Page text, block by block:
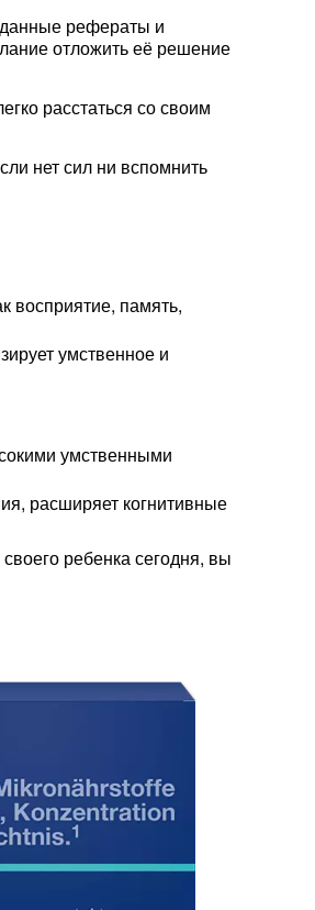
рефераты и
отложить её решение
расстаться со своим
нет сил ни вспомнить
восприятие, память,
умственное и
умственными
расширяет когнитивные
ребенка сегодня, вы